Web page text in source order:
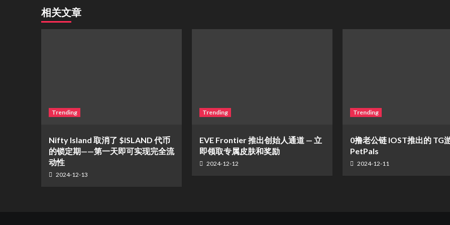
相关文章
Trending
Nifty Island 取消了 $ISLAND 代币
的锁定期——第一天即可实现完全流
动性
2024-12-13
Trending
EVE Frontier 推出创始人通道 — 立
即领取专属皮肤和奖励
2024-12-12
Trending
0撸老公链 IOST推出的 TG
PetPals
2024-12-11